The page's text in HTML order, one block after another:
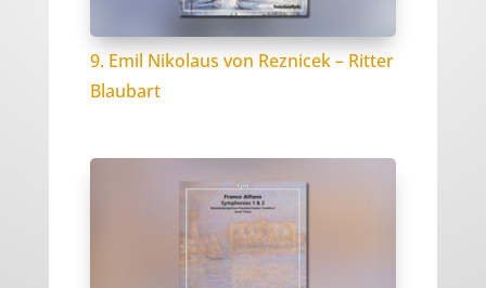
9. Emil Nikolaus von Reznicek – Ritter
Blaubart